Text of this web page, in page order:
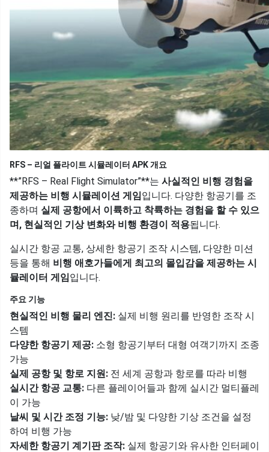
RFS – 리얼 플라이트 시뮬레이터 APK 개요
**”RFS – Real Flight Simulator”**는 사실적인 비행 경험을
제공하는 비행 시뮬레이션 게임입니다. 다양한 항공기를 조
종하며 실제 공항에서 이륙하고 착륙하는 경험을 할 수 있으
며, 현실적인 기상 변화와 비행 환경이 적용됩니다.
실시간 항공 교통, 상세한 항공기 조작 시스템, 다양한 미션
등을 통해 비행 애호가들에게 최고의 몰입감을 제공하는 시
뮬레이터 게임입니다.
주요 기능
현실적인 비행 물리 엔진: 실제 비행 원리를 반영한 조작 시
스템
다양한 항공기 제공: 소형 항공기부터 대형 여객기까지 조종
가능
실제 공항 및 항로 지원: 전 세계 공항과 항로를 따라 비행
실시간 항공 교통: 다른 플레이어들과 함께 실시간 멀티플레
이 가능
날씨 및 시간 조정 기능: 낮/밤 및 다양한 기상 조건을 설정
하여 비행 가능
자세한 항공기 계기판 조작: 실제 항공기와 유사한 인터페이